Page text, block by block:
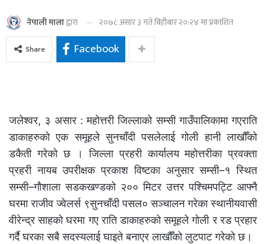
नेपाली मालाद्वारा २०७८ असार ३ गते बिहीबार २०:२४ मा प्रकाशित
Share Facebook
जलेश्वर, ३ असार : महोत्तरी जिल्लाको सम्सी गाउँपालिकामा गएराति
डाकाहरुको एक समूहले सुनचाँदी पसलेलाई गोली हानी लाखौँको
डकैती गरेको छ । जिल्ला प्रहरी कार्यालय महोत्तरीका प्रवक्ता
प्रहरी नायब उपरीक्षक प्रकाश विष्टका अनुसार सम्सी–१ स्थित
सम्सी–गौशाला सडकखण्डको २०० मिटर उत्तर पश्चिमपट्टि आफ्नै
घरमा राजीव ज्वेलर्स ९सुनचाँदी पसल० सञ्चालन गरेका स्थानीयवासी
वीरेन्द्र साहको घरमा गए राति डाकाहरुको समूहले गोली र रड प्रहार
गर्दै घरका सबै सदस्यलाई घाइते बनाएर लाखौँको लुटपाट गरेको छ।